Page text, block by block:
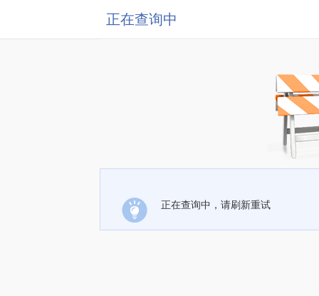
正在查询中
正在查询中，请刷新重试